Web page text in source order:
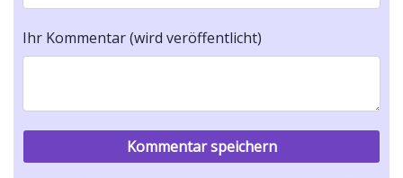
Ihr Kommentar (wird veröffentlicht)